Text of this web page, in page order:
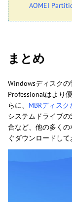
AOMEI
まとめ
Windowsディスク
Professionalはより
らに、 MBRディス
システムドライブの
合など、他の多く
ぐダウンロードして